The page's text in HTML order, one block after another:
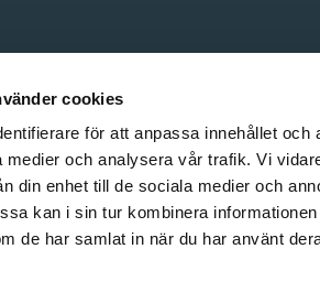
cookies
för att anpassa innehållet och
medier och analysera vår trafik. Vi
din enhet till de sociala medier och
kan i sin tur kombinera
de har samlat in när du har använt